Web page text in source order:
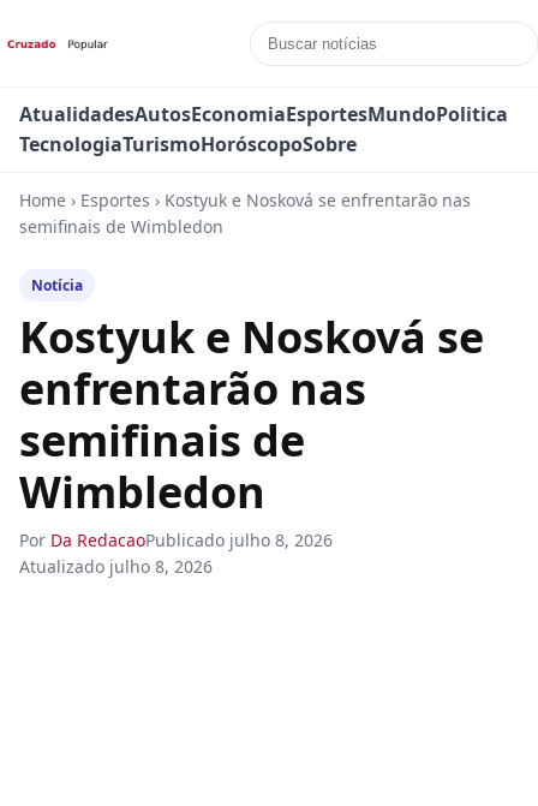
AtualidadesAutosEconomiaEsportesMundoPolitica
TecnologiaTurismoHoróscopoSobre
Home › Esportes › Kostyuk e Nosková se enfrentarão nas
semifinais de Wimbledon
Notícia
Kostyuk e Nosková se
enfrentarão nas
semifinais de
Wimbledon
Por Da RedacaoPublicado julho 8, 2026
Atualizado julho 8, 2026